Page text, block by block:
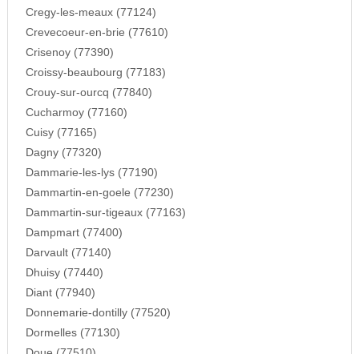
Cregy-les-meaux (77124)
Crevecoeur-en-brie (77610)
Crisenoy (77390)
Croissy-beaubourg (77183)
Crouy-sur-ourcq (77840)
Cucharmoy (77160)
Cuisy (77165)
Dagny (77320)
Dammarie-les-lys (77190)
Dammartin-en-goele (77230)
Dammartin-sur-tigeaux (77163)
Dampmart (77400)
Darvault (77140)
Dhuisy (77440)
Diant (77940)
Donnemarie-dontilly (77520)
Dormelles (77130)